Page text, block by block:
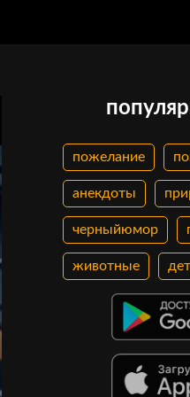
пожелание
анекдоты
черныйюмор
животные